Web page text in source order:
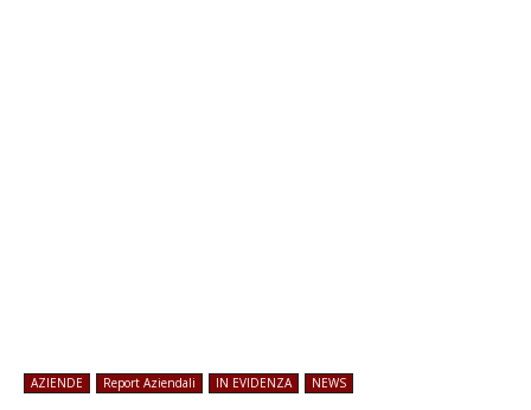
AZIENDE Report Aziendali IN EVIDENZA NEWS